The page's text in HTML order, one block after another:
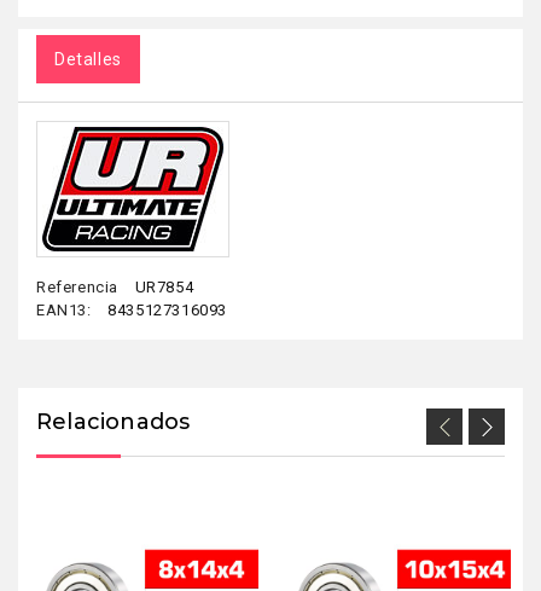
Detalles
Referencia
UR7854
EAN13:
8435127316093
Relacionados